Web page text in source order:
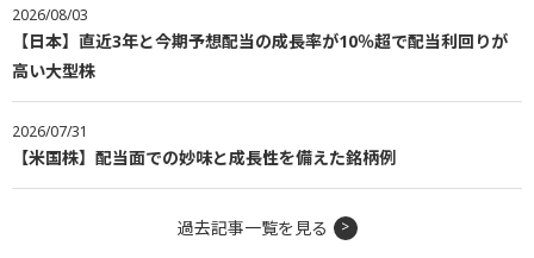
2026/08/03
【日本】直近3年と今期予想配当の成長率が10％超で配当利回りが
高い大型株
2026/07/31
【米国株】配当面での妙味と成長性を備えた銘柄例
過去記事一覧を見る